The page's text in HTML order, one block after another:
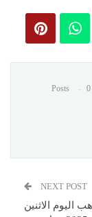
0
NEXT POST
اليوم الاثنين